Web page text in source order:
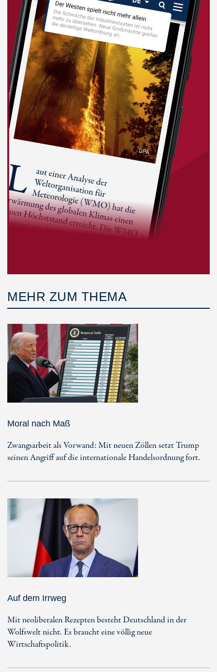
MEHR ZUM THEMA
Moral nach Maß
Zwangsarbeit als Vorwand: Mit neuen Zöllen setzt Trump
seinen Angriff auf die internationale Handelsordnung fort.
Auf dem Irrweg
Mit neoliberalen Rezepten besteht Deutschland in der
Wolfswelt nicht. Es braucht eine völlig neue
Wirtschaftspolitik.